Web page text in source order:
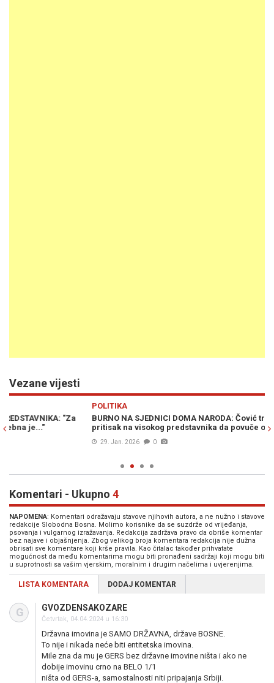
Vezane vijesti
BURNO NA SJEDNICI DOMA NARODA: Čović traži da se izvrši
pritisak na visokog predstavnika da povuče odluke o... (FOTO)
Komentari - Ukupno 4
NAPOMENA: Komentari odražavaju stavove njihovih autora, a ne nužno i stavove
redakcije Slobodna Bosna. Molimo korisnike da se suzdrže od vrijeđanja,
psovanja i vulgarnog izražavanja. Redakcija zadržava pravo da obriše komentar
bez najave i objašnjenja. Zbog velikog broja komentara redakcija nije dužna
obrisati sve komentare koji krše pravila. Kao čitalac također prihvatate
mogućnost da među komentarima mogu biti pronađeni sadržaji koji mogu biti
u suprotnosti sa vašim vjerskim, moralnim i drugim načelima i uvjerenjima.
LISTA KOMENTARA DODAJ KOMENTAR
G GVOZDENSAKOZARE
Četvrtak, 04.04.2024 u 16:30
Državna imovina je SAMO DRŽAVNA, države BOSNE.
To nije i nikada neće biti entitetska imovina.
Mile zna da mu je GERS bez državne imovine ništa i ako ne
dobije imovinu crno na BELO 1/1
ništa od GERS-a, samostalnosti niti pripajanja Srbiji.